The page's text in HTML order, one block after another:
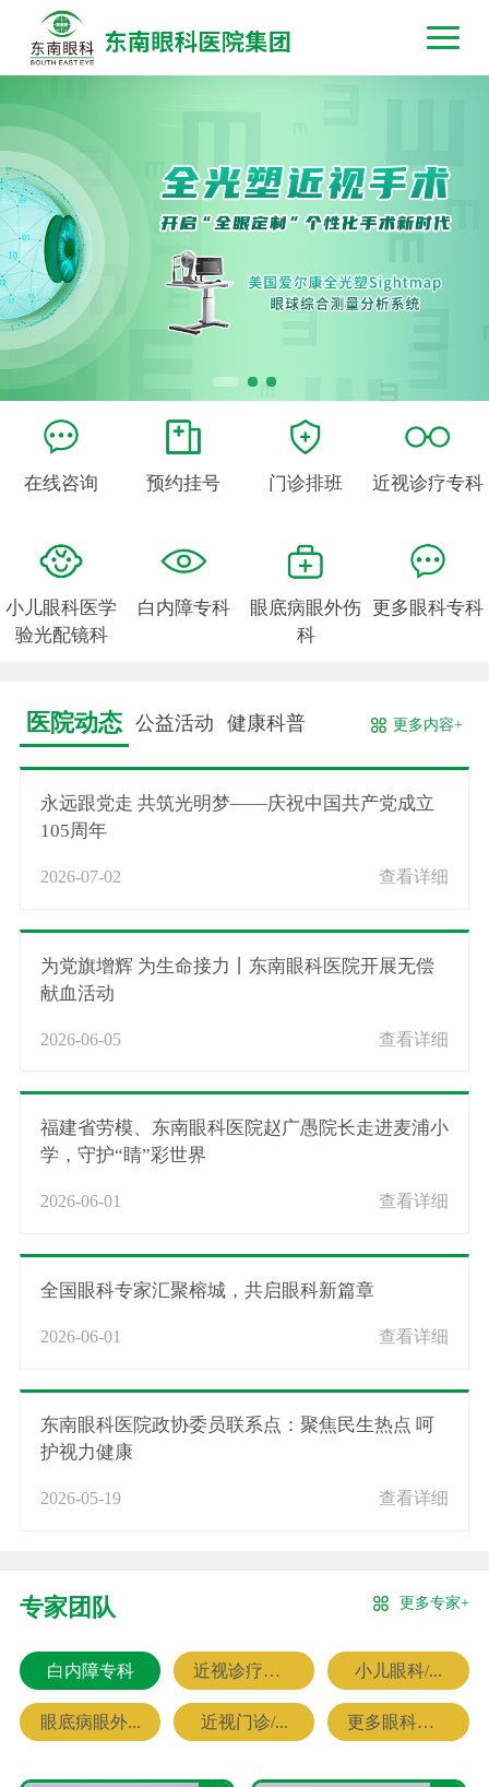
在线咨询 预约挂号 门诊排班 近视诊疗专科
小儿眼科医学
验光配镜科
白内障专科
眼底病眼外伤
科
更多眼科专科
医院动态 公益活动 健康科普 更多内容+
永远跟党走 共筑光明梦——庆祝中国共产党成立
105周年
2026-07-02 查看详细
为党旗增辉 为生命接力丨东南眼科医院开展无偿
献血活动
2026-06-05 查看详细
福建省劳模、东南眼科医院赵广愚院长走进麦浦小
学，守护“睛”彩世界
2026-06-01 查看详细
全国眼科专家汇聚榕城，共启眼科新篇章
2026-06-01 查看详细
东南眼科医院政协委员联系点：聚焦民生热点 呵
护视力健康
2026-05-19 查看详细
专家团队 更多专家+
白内障专科 近视诊疗专科 小儿眼科/...
眼底病眼外... 近视门诊/... 更多眼科专家